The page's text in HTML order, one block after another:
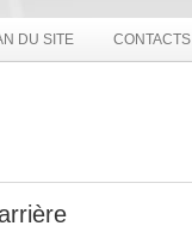
DU SITE CONTACTS